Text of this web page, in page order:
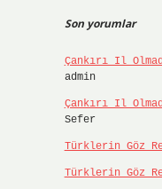
Son yorumlar
Çankırı Il
admin
Çankırı Il
Sefer
Türklerin Göz
Türklerin Göz